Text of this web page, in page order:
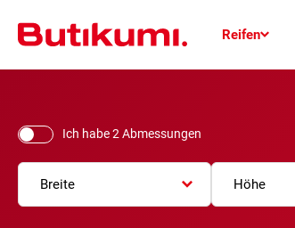
Reifen
Ich habe 2 Abmessungen
Breite Höhe